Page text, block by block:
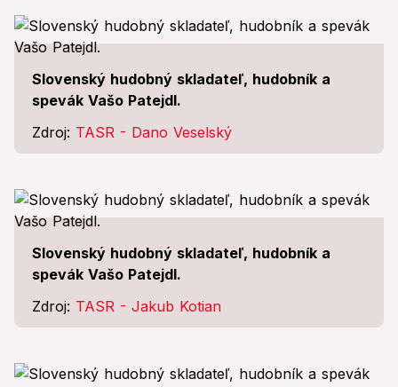
Slovenský hudobný skladateľ, hudobník a
spevák Vašo Patejdl.
Zdroj: TASR - Dano Veselský
Slovenský hudobný skladateľ, hudobník a
spevák Vašo Patejdl.
Zdroj: TASR - Jakub Kotian